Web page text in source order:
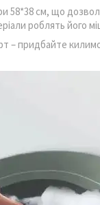
58*38 см, що
роблять його
– придбайте